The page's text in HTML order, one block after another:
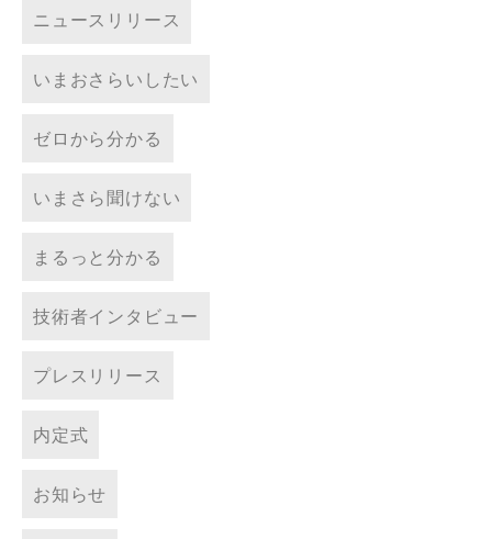
ニュースリリース
いまおさらいしたい
ゼロから分かる
いまさら聞けない
まるっと分かる
技術者インタビュー
プレスリリース
内定式
お知らせ